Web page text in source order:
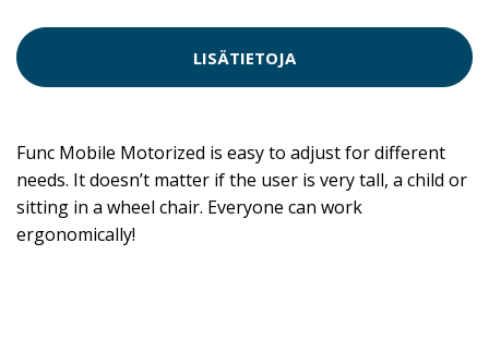
LISÄTIETOJA
Func Mobile Motorized is easy to adjust for different
needs. It doesn’t matter if the user is very tall, a child or
sitting in a wheel chair. Everyone can work
ergonomically!